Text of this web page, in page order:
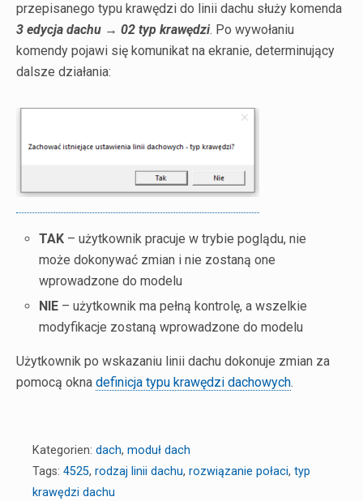
przepisanego typu krawędzi do linii dachu służy komenda
3 edycja dachu → 02 typ krawędzi. Po wywołaniu
komendy pojawi się komunikat na ekranie, determinujący
dalsze działania:
TAK – użytkownik pracuje w trybie poglądu, nie
może dokonywać zmian i nie zostaną one
wprowadzone do modelu
NIE – użytkownik ma pełną kontrolę, a wszelkie
modyfikacje zostaną wprowadzone do modelu
Użytkownik po wskazaniu linii dachu dokonuje zmian za
pomocą okna definicja typu krawędzi dachowych.
Kategorien: dach, moduł dach
Tags: 4525, rodzaj linii dachu, rozwiązanie połaci, typ
krawędzi dachu